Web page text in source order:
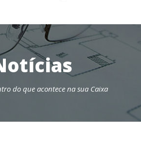
do que acontece na sua Caixa